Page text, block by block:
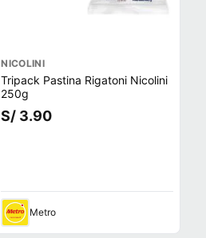
NICOLINI
Tripack Pastina Rigatoni Nicolini
250g
S/ 3.90
Metro